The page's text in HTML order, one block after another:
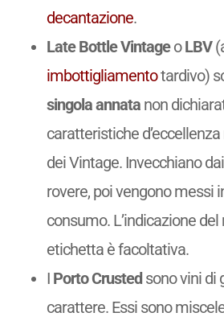
decantazione.
Late Bottle VintageoLBV
imbottigliamentotardivo)
singola annatanon
caratteristiche
dei Vintage. Invecchiano
rovere, poi vengono messi
consumo. L’indicazione
etichetta è facoltativa.
IPorto Crusted sono vini di
carattere. Essi sono